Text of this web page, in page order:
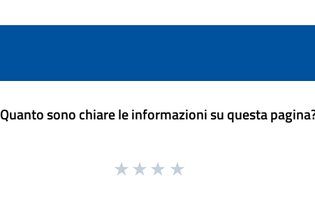
Quanto sono chiare le informazioni su questa